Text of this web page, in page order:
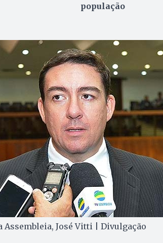
população
Assembleia, José Vitti | Divulgação